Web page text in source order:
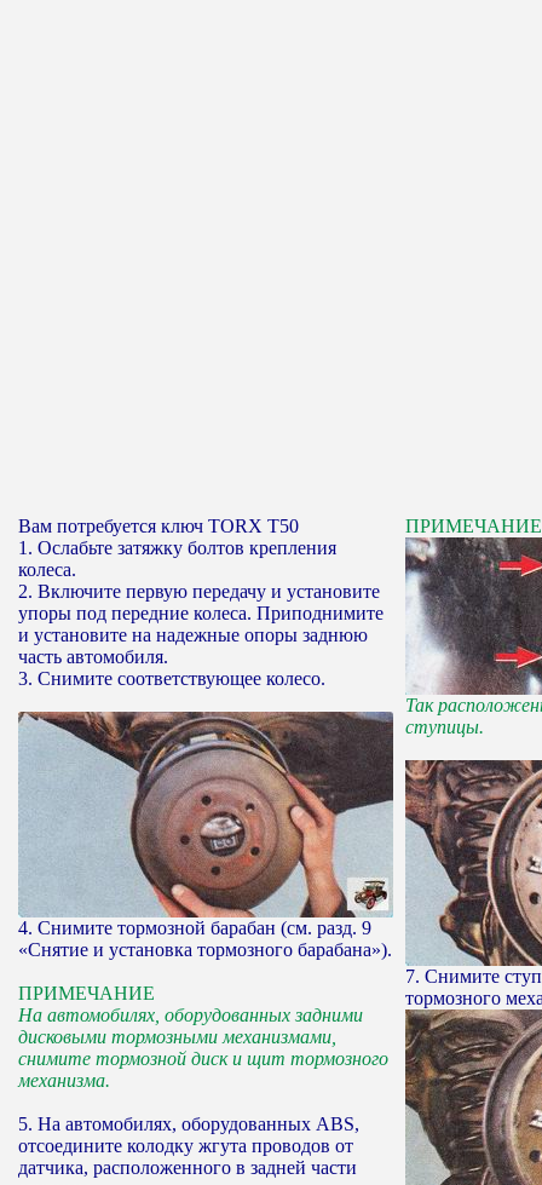
Вам потребуется ключ TORX Т50
1. Ослабьте затяжку болтов крепления
колеса.
2. Включите первую передачу и установите
упоры под передние колеса. Приподнимите
и установите на надежные опоры заднюю
часть автомобиля.
3. Снимите соответствующее колесо.
4. Снимите тормозной барабан (см. разд. 9
«Снятие и установка тормозного барабана»).
ПРИМЕЧАНИЕ
На автомобилях, оборудованных задними
дисковыми тормозными механизмами,
снимите тормозной диск и щит тормозного
механизма.
5. На автомобилях, оборудованных ABS,
отсоедините колодку жгута проводов от
датчика, расположенного в задней части
ПРИМЕЧАНИЕ
Так
ступицы.
7. Снимите
тормозного